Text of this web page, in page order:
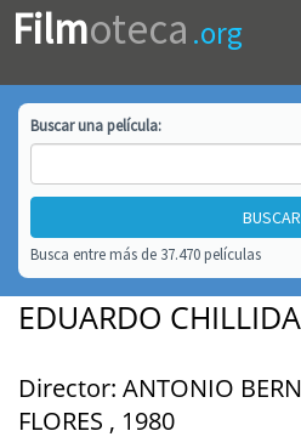
Filmoteca .org
Buscar unapelícula:
Busca entre más de 37.470 películas
EDUARDO CHILLIDA
Director: ANTONIO
FLORES , 1980